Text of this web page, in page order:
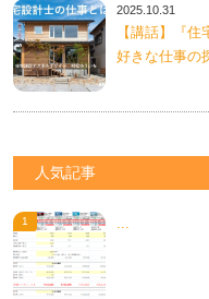
2025.10.31
【講話】『
好きな仕事の
人気記事
...